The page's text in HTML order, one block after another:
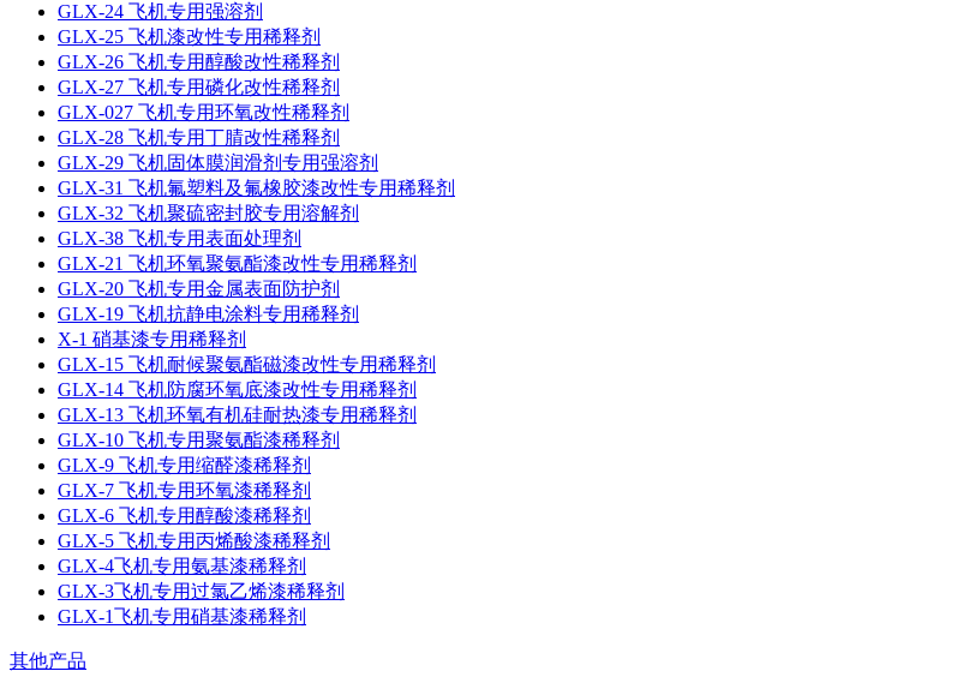
GLX-24 飞机专用强溶剂
GLX-25 飞机漆改性专用稀释剂
GLX-26 飞机专用醇酸改性稀释剂
GLX-27 飞机专用磷化改性稀释剂
GLX-027 飞机专用环氧改性稀释剂
GLX-28 飞机专用丁腈改性稀释剂
GLX-29 飞机固体膜润滑剂专用强溶剂
GLX-31 飞机氟塑料及氟橡胶漆改性专用稀释剂
GLX-32 飞机聚硫密封胶专用溶解剂
GLX-38 飞机专用表面处理剂
GLX-21 飞机环氧聚氨酯漆改性专用稀释剂
GLX-20 飞机专用金属表面防护剂
GLX-19 飞机抗静电涂料专用稀释剂
X-1 硝基漆专用稀释剂
GLX-15 飞机耐候聚氨酯磁漆改性专用稀释剂
GLX-14 飞机防腐环氧底漆改性专用稀释剂
GLX-13 飞机环氧有机硅耐热漆专用稀释剂
GLX-10 飞机专用聚氨酯漆稀释剂
GLX-9 飞机专用缩醛漆稀释剂
GLX-7 飞机专用环氧漆稀释剂
GLX-6 飞机专用醇酸漆稀释剂
GLX-5 飞机专用丙烯酸漆稀释剂
GLX-4飞机专用氨基漆稀释剂
GLX-3飞机专用过氯乙烯漆稀释剂
GLX-1飞机专用硝基漆稀释剂
其他产品